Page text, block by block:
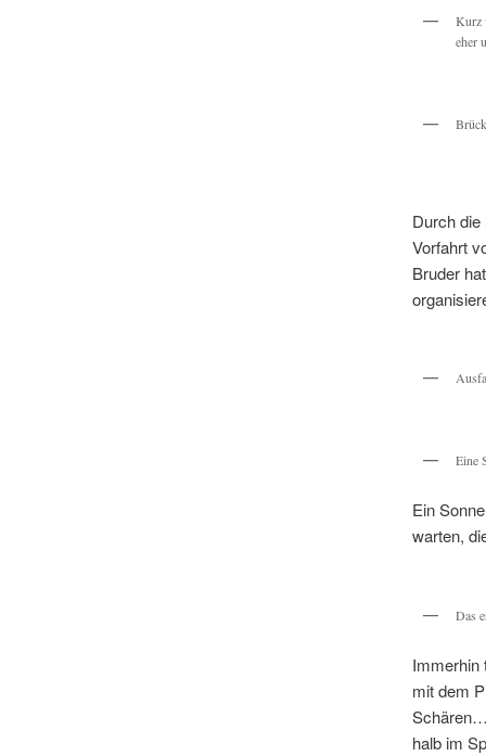
Kurz
eher
Durch
Vorfahrt
Bruder
Eine
Ein
warten,
Das
Immerhin
mit dem
halb im